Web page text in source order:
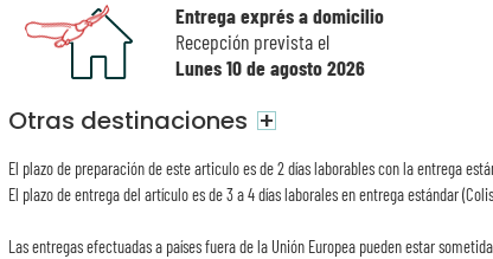
Entrega exprés a domicilio
Recepción prevista el
Lunes 10 de agosto 2026
Otras destinaciones +
El plazo de preparación de este articulo es de 2 días laborables con la entrega
El plazo de entrega del artículo es de 3 a 4 días laborales en entrega estándar
Las entregas efectuadas a países fuera de la Unión Europea pueden estar